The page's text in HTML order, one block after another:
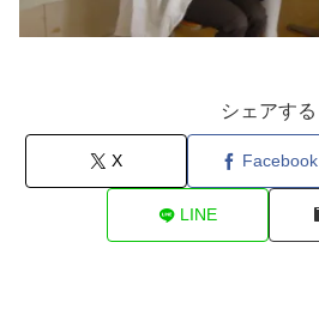
シェアする
X Facebook
LINE